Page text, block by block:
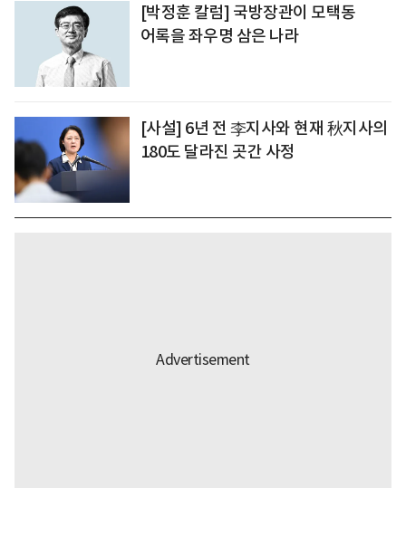
[박정훈 칼럼] 국방장관이 모택동
어록을 좌우명 삼은 나라
[사설] 6년 전 李지사와 현재 秋지사의
180도 달라진 곳간 사정